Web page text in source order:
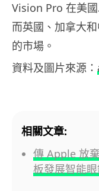
Vision Pro 在美
而英國、加拿大
的市場。
資料及圖片來源：
相關文章:
傳 Apple 放
板發展智能